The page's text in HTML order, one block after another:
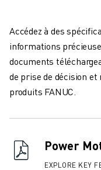
SERVICE CLIENTÈLE
FANUC PLANS
TERRAIN ET
SUPPORT TECHNIQUE À
PIÈCES DE RECHANGE
CENTRE DE
FORMATION ET ÉDUCATION
Accédez à des
informations
documents
de prise de décision
produits FANUC.
Power
EXPLORE KEY